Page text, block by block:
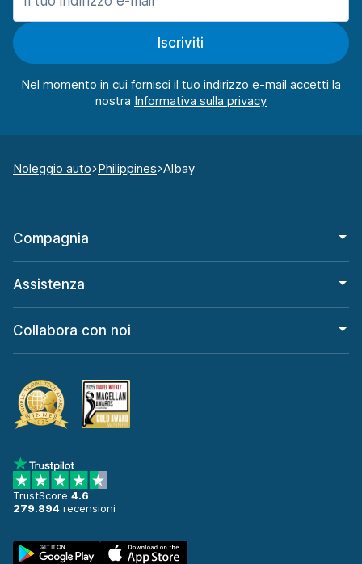
Iscriviti
Nel momento in cui fornisci il tuo indirizzo e-mail accetti la
nostra
Noleggio auto Philippines Albay
Compagnia
Assistenza
Collabora con noi
TrustScore 4.6
279.894 recensioni